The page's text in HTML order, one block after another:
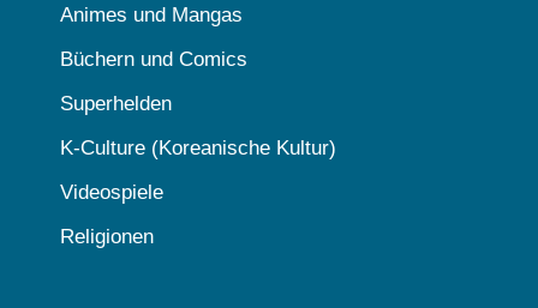
Animes und Mangas
Büchern und Comics
Superhelden
K-Culture (Koreanische Kultur)
Videospiele
Religionen